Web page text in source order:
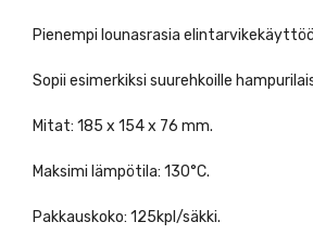
Pienempi lounasrasia
Sopii esimerkiksi suurehkoille
Mitat: 185 x 154 x 76 mm.
Maksimi lämpötila: 130°C.
Pakkauskoko: 125kpl/säkki.